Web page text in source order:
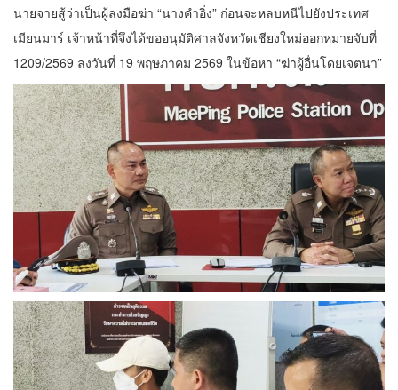
นายจายสู้ว่าเป็นผู้ลงมือฆ่า “นางคำอิ่ง” ก่อนจะหลบหนีไปยังประเทศ
เมียนมาร์ เจ้าหน้าที่จึงได้ขออนุมัติศาลจังหวัดเชียงใหม่ออกหมายจับที่
1209/2569 ลงวันที่ 19 พฤษภาคม 2569 ในข้อหา “ฆ่าผู้อื่นโดยเจตนา”